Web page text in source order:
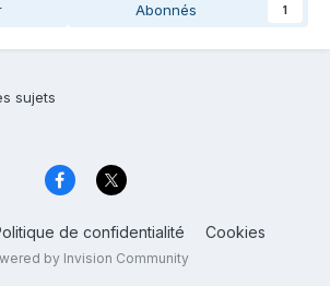
Abonnés 1
sujets
de confidentialité Cookies
by Invision Community